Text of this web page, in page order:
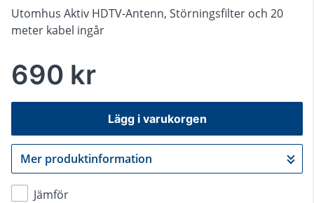
Utomhus Aktiv HDTV-Antenn, Störningsfilter och 20
meter kabel ingår
690 kr
Lägg i varukorgen
Gå till kassan
Mer produktinformation
Jämför